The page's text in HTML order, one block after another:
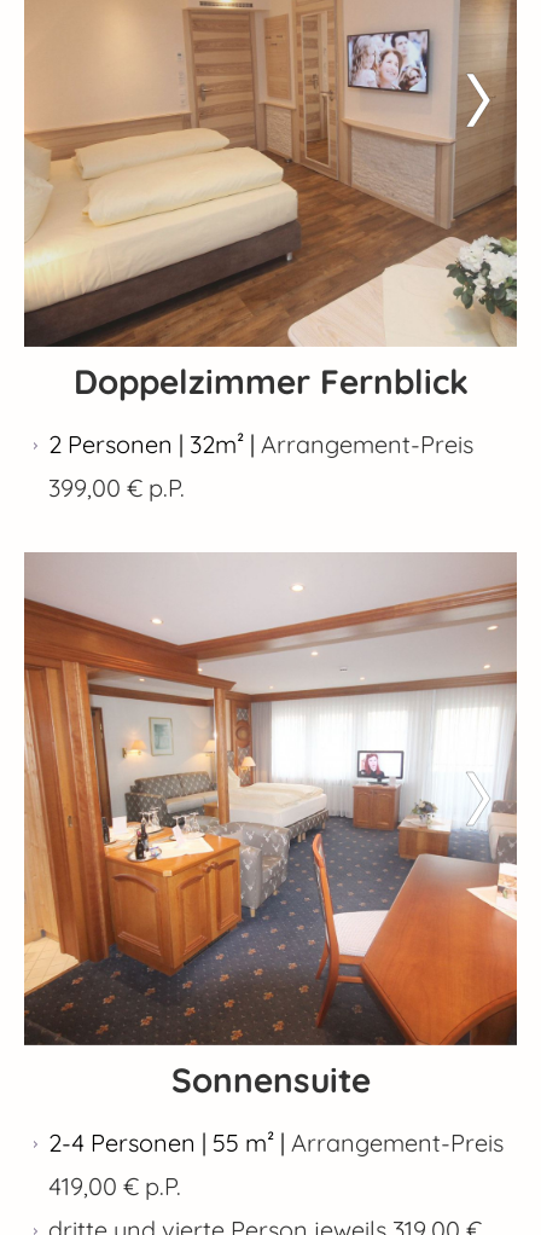
Doppelzimmer Fernblick
2 Personen | 32m² | Arrangement-Preis
399,00 € p.P.
Sonnensuite
2-4 Personen | 55 m² | Arrangement-Preis
419,00 € p.P.